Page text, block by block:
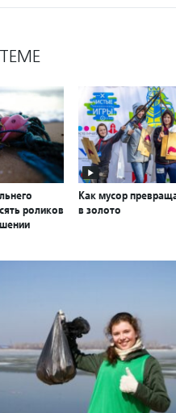
роликов
Как мусор
в золото